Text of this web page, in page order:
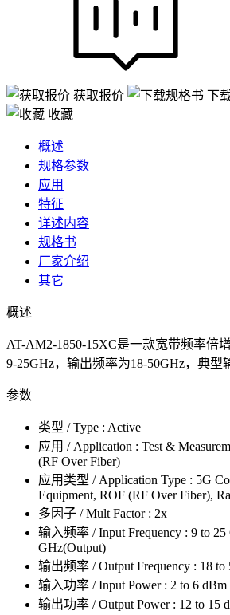
获取报价
下
收藏
概述
规格参数
应用
特征
详述内容
规格书
厂家介绍
其它
概述
AT-AM2-1850-15XC是一款宽带频率倍
9-25GHz，输出频率为18-50GHz，典型
参数
类型 / Type : Active
应用 / Application : Test &
(RF Over Fiber)
应用类型 / Application Type : 5G
Equipment, ROF (RF Over Fiber),
多因子 / Mult Factor : 2x
输入频率 / Input Frequency : 9 to
GHz(Output)
输出频率 / Output Frequency : 18 to
输入功率 / Input Power : 2 to 6 dBm
输出功率 / Output Power : 12 to 15